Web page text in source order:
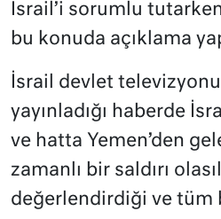
İsrail’i sorumlu
bu konuda açıklama
İsrail devlet televizyonu
yayınladığı haberde
ve hatta Yemen’den
zamanlı bir saldırı
değerlendirdiği ve tüm